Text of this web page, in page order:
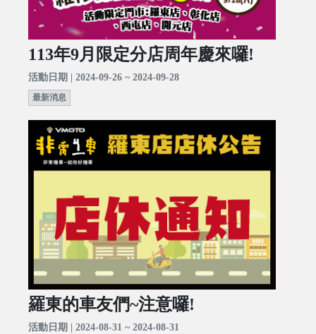
113年9月限定分店周年慶來囉!
活動日期 | 2024-09-26 ~ 2024-09-28
最新消息
羅東的車友們~注意囉!
活動日期 | 2024-08-31 ~ 2024-08-31